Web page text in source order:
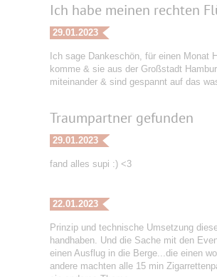
Ich habe meinen rechten
29.01.2023
Ich sage Dankeschön, für einen Monat
komme & sie aus der Großstadt
miteinander & sind gespannt auf das
Traumpartner gefunden
29.01.2023
fand alles supi :) <3
22.01.2023
Prinzip und technische Umsetzung
handhaben. Und die Sache mit den
einen Ausflug in die Berge...die einen
andere machten alle 15 min